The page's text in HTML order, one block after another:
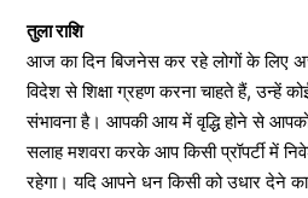
तुला राशि
आज का दिन बिजनेस कर रहे लोगों के लिए
विदेश से शिक्षा ग्रहण करना चाहते हैं, उन्हें
संभावना है। आपकी आय में वृद्धि होने से
सलाह मशवरा करके आप किसी प्रॉपर्टी में
रहेगा। यदि आपने धन किसी को उधार देने